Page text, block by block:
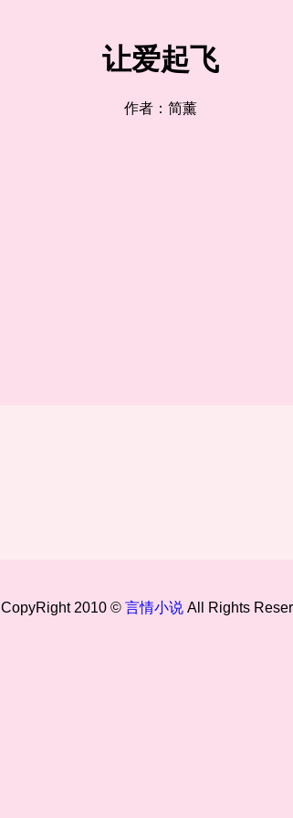
让爱起飞
作者：简薰
CopyRight 2010 © 言情小说 All Rights